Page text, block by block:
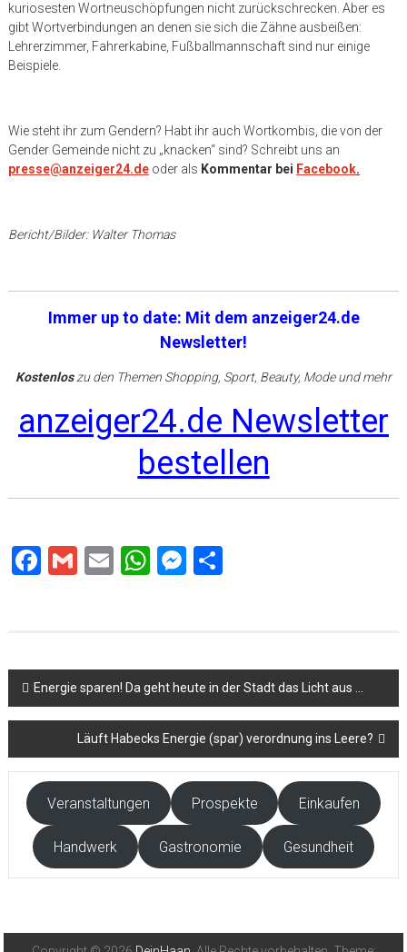
kuriosesten Wortneuschöpfungen nicht zurückschrecken. Aber es
gibt Wortverbindungen an denen sie sich die Zähne ausbeißen:
Lehrerzimmer, Fahrerkabine, Fußballmannschaft sind nur einige
Beispiele.
Wie steht ihr zum Gendern? Habt ihr auch Wortkombis, die von der
Gender Gemeinde nicht zu „knacken“ sind? Schreibt uns an
presse@anzeiger24.de oder als Kommentar bei Facebook.
Bericht/Bilder: Walter Thomas
Immer up to date: Mit dem anzeiger24.de
Newsletter!
Kostenloszu den Themen Shopping, Sport, Beauty, Mode und mehr
anzeiger24.de Newsletter
bestellen
Facebook
Gmail
EmailWhatsApp
Messenger
Teilen
Beitragsnavigation
Energie sparen! Da geht heute in der Stadt das Licht aus …
Läuft Habecks Energie (spar) verordnung ins Leere?
Veranstaltungen Prospekte Einkaufen
Handwerk Gastronomie Gesundheit